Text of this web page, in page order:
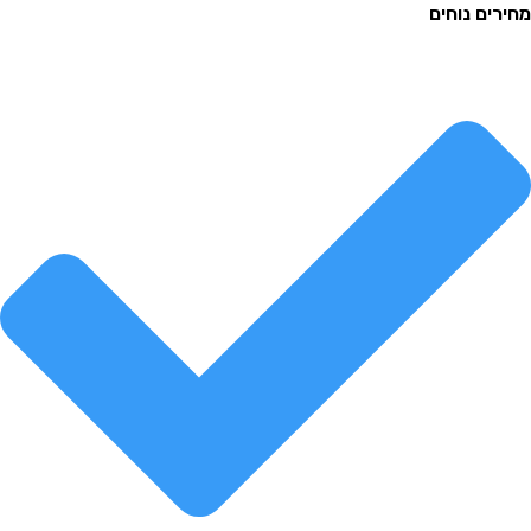
נוחים